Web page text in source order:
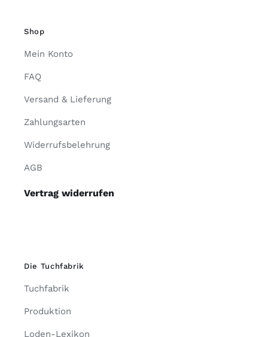
Shop
Mein Konto
FAQ
Versand & Lieferung
Zahlungsarten
Widerrufsbelehrung
AGB
Vertrag widerrufen
Die Tuchfabrik
Tuchfabrik
Produktion
Loden-Lexikon